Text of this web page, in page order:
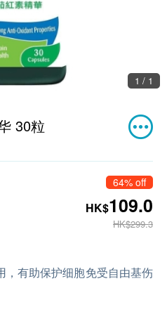
1 / 1
30粒
64% off
HK$109.0
HK$299.3
，有助保护细胞免受自由基伤